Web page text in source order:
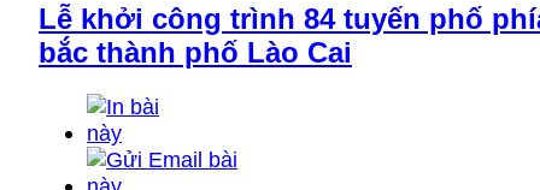
Lễ khởi công trình 84 tuyến phố
bắc thành phố Lào Cai